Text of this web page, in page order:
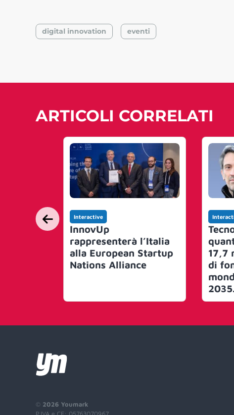
digital innovation eventi
ARTICOLI CORRELATI
Interactive
InnovUp
rappresenterà l’Italia
alla European Startup
Nations Alliance
17,7
di
© 2026 Youmark